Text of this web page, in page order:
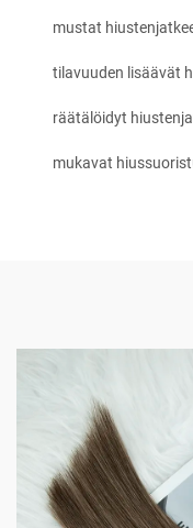
mustat
tilavuuden lisäävät
räätälöidyt
mukavat